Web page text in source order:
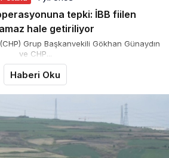
tepki: İBB fiilen
hale getiriliyor
Grup Başkanvekili Gökhan Günaydın
ve CHP...
Haberi Oku